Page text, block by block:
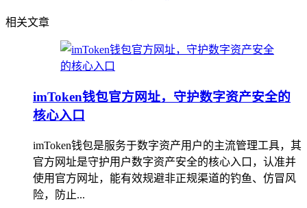
相关文章
imToken钱包官方网址，守护数字资产安全的
核心入口
imToken钱包是服务于数字资产用户的主流管理工具，其
官方网址是守护用户数字资产安全的核心入口，认准并
使用官方网址，能有效规避非正规渠道的钓鱼、仿冒风
险，防止...